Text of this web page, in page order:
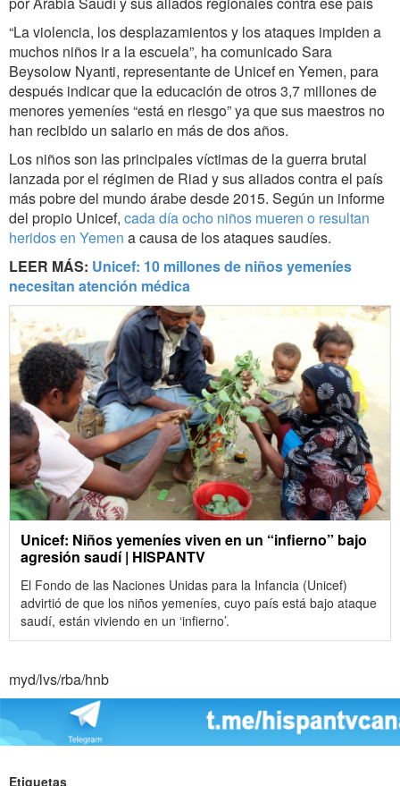
“La violencia, los desplazamientos y los ataques impiden a
muchos niños ir a la escuela”, ha comunicado Sara
Beysolow Nyanti, representante de Unicef en Yemen, para
después indicar que la educación de otros 3,7 millones de
menores yemeníes “está en riesgo” ya que sus maestros no
han recibido un salario en más de dos años.
Los niños son las principales víctimas de la guerra brutal
lanzada por el régimen de Riad y sus aliados contra el país
más pobre del mundo árabe desde 2015. Según un informe
del propio Unicef, cada día ocho niños mueren o resultan
heridos en Yemen a causa de los ataques saudíes.
LEER MÁS: Unicef: 10 millones de niños yemeníes
necesitan atención médica
Unicef: Niños yemeníes viven en un “infierno” bajo
agresión saudí | HISPANTV
El Fondo de las Naciones Unidas para la Infancia (Unicef)
advirtió de que los niños yemeníes, cuyo país está bajo ataque
saudí, están viviendo en un ‘infierno’.
myd/lvs/rba/hnb
Etiquetas